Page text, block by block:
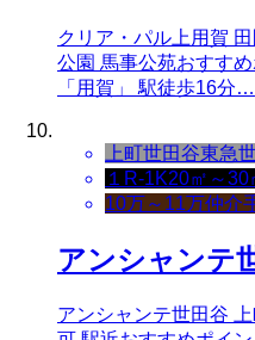
クリア・パル上用賀
公園 馬事公苑おすす
「用賀」 駅徒歩16分…
上町世田谷東急
１R-1K20㎡～30
10万～11万仲介
アンシャンテ
アンシャンテ世田谷